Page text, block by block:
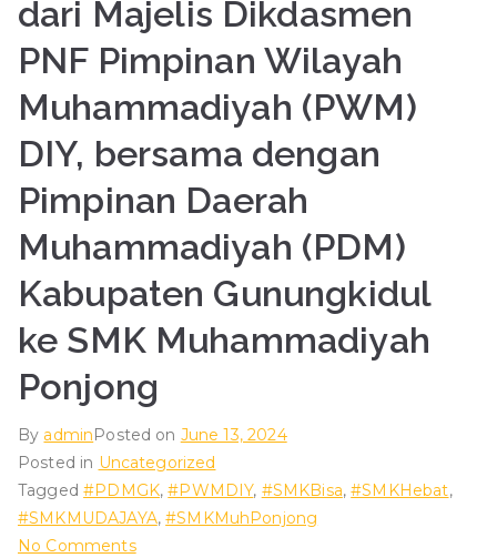
Jatisari
dari Majelis Dikdasmen
PNF Pimpinan Wilayah
Muhammadiyah (PWM)
DIY, bersama dengan
Pimpinan Daerah
Muhammadiyah (PDM)
Kabupaten Gunungkidul
ke SMK Muhammadiyah
Ponjong
By adminPosted on June 13, 2024
Posted in Uncategorized
Tagged#PDMGK,#PWMDIY, #SMKBisa,#SMKHebat,
#SMKMUDAJAYA,#SMKMuhPonjong
No Commentson